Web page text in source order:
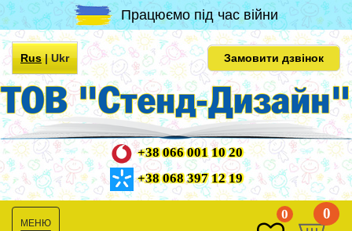
Працюємо під час війни
Rus|Ukr Замовити дзвінок
+38 066 001 10 20
+38 068 397 12 19
0 0